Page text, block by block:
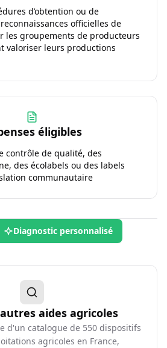
d’obtention ou de
officielles de
les groupements de producteurs
valoriser leurs productions
éligibles
contrôle de qualité, des
des écolabels ou des labels
communautaire
Diagnostic personnalisé
aides agricoles
d'un catalogue de 550 dispositifs
agricoles en France,